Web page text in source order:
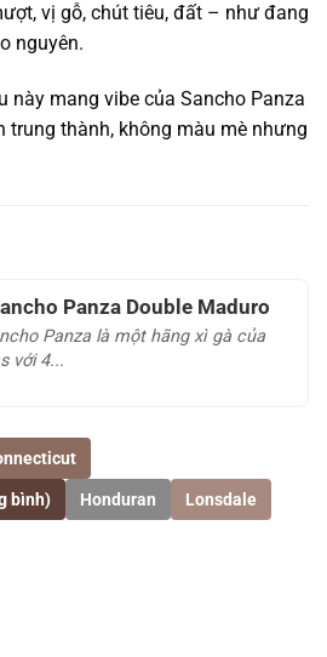
vị gỗ, chút tiêu, đất – như đang
nguyên.
này mang vibe của Sancho Panza
trung thành, không màu mè nhưng
Panza Double Maduro
Panza là một hãng xì gà của
với 4...
bình) Honduran Lonsdale